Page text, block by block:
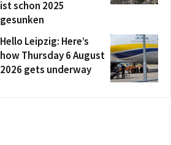
ist schon 2025
gesunken
Hello Leipzig: Here’s
how Thursday 6 August
2026 gets underway